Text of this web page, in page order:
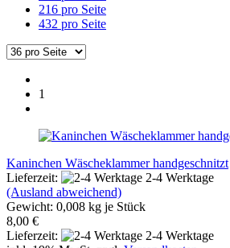
216 pro Seite
432 pro Seite
1
Kaninchen Wäscheklammer handgeschnitzt
Lieferzeit:
2-4 Werktage
(Ausland abweichend)
Gewicht: 0,008 kg je Stück
8,00 €
Lieferzeit:
2-4 Werktage